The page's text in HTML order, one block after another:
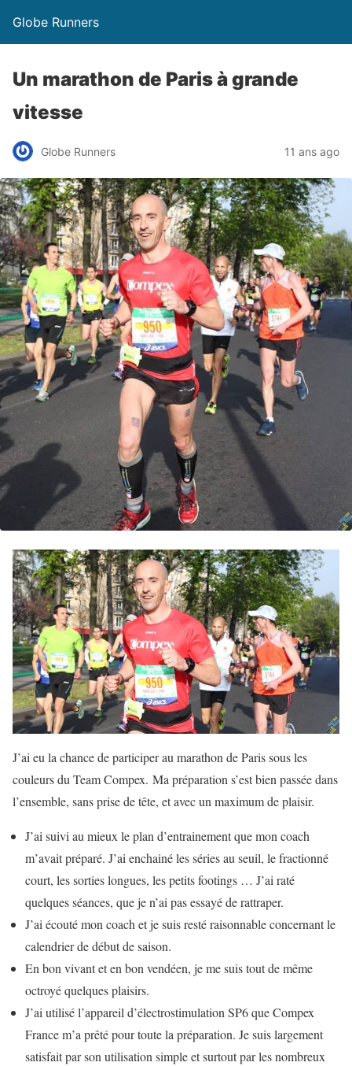
Globe Runners
Un marathon de Paris à grande
vitesse
Globe Runners 11 ans ago
J’ai eu la chance de participer au marathon de Paris sous les
couleurs du Team Compex. Ma préparation s’est bien passée dans
l’ensemble, sans prise de tête, et avec un maximum de plaisir.
J’ai suivi au mieux le plan d’entrainement que mon coach
m’avait préparé. J’ai enchainé les séries au seuil, le fractionné
court, les sorties longues, les petits footings … J’ai raté
quelques séances, que je n’ai pas essayé de rattraper.
J’ai écouté mon coach et je suis resté raisonnable concernant le
calendrier de début de saison.
En bon vivant et en bon vendéen, je me suis tout de même
octroyé quelques plaisirs.
J’ai utilisé l’appareil d’électrostimulation SP6 que Compex
France m’a prêté pour toute la préparation. Je suis largement
satisfait par son utilisation simple et surtout par les nombreux